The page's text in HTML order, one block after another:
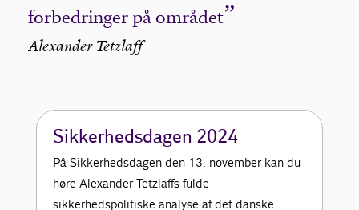
forbedringer på området
Alexander Tetzlaff
Sikkerhedsdagen 2024
På Sikkerhedsdagen den 13. november kan du
høre Alexander Tetzlaffs fulde
sikkerhedspolitiske analyse af det danske